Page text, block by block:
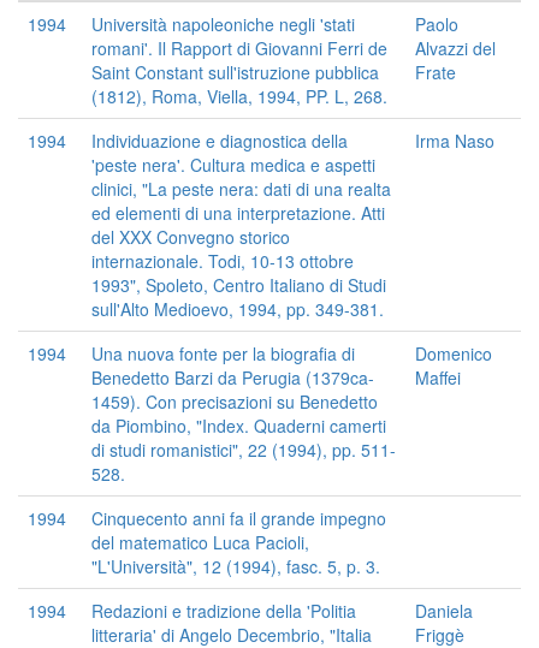
1994
Università napoleoniche negli 'stati
romani'. Il Rapport di Giovanni Ferri de
Saint Constant sull'istruzione pubblica
(1812), Roma, Viella, 1994, PP. L, 268.
Paolo
Alvazzi del
Frate
1994
Individuazione e diagnostica della
'peste nera'. Cultura medica e aspetti
clinici, "La peste nera: dati di una realta
ed elementi di una interpretazione. Atti
del XXX Convegno storico
internazionale. Todi, 10-13 ottobre
1993", Spoleto, Centro Italiano di Studi
sull'Alto Medioevo, 1994, pp. 349-381.
Irma Naso
1994
Una nuova fonte per la biografia di
Benedetto Barzi da Perugia (1379ca-
1459). Con precisazioni su Benedetto
da Piombino, "Index. Quaderni camerti
di studi romanistici", 22 (1994), pp. 511-
528.
Domenico
Maffei
1994
Cinquecento anni fa il grande impegno
del matematico Luca Pacioli,
"L'Università", 12 (1994), fasc. 5, p. 3.
1994
Redazioni e tradizione della 'Politia
litteraria' di Angelo Decembrio, "Italia
Daniela
Friggè